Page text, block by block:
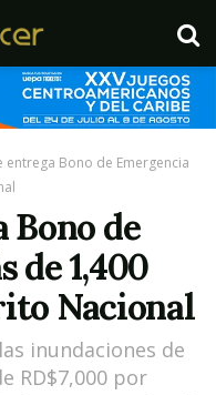
entrega Bono de Emergencia
Bono de
de 1,400
Nacional
inundaciones de
RD$7,000 por